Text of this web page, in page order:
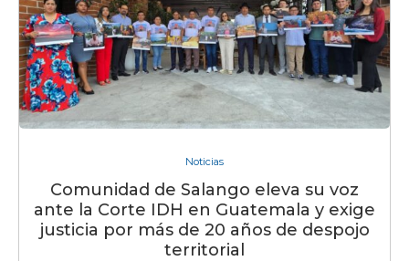
Noticias
Comunidad de Salango eleva su voz
ante la Corte IDH en Guatemala y exige
justicia por más de 20 años de despojo
territorial